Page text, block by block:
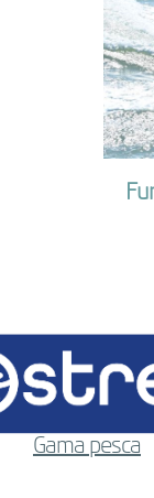
Gama pesca